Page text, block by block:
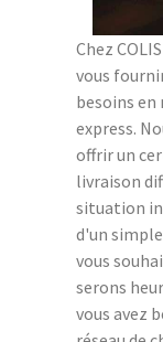
Chez
vous
besoins en
express.
offrir un
livraison
situation
d'un
vous
serons
vous avez